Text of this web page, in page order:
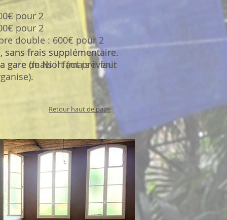
sans frais supplémentaire.
gare (mais il faut prévenir
pour 2
pour 2
double : 600€ pour 2
sans frais supplémentaire.
gare de Niort (mais il faut
Retour haut de page